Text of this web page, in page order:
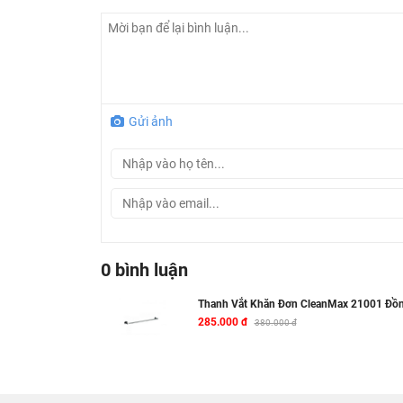
Gửi ảnh
0 bình luận
Thanh Vắt Khăn Đơn CleanMax 21001
285.000 đ
380.000 đ